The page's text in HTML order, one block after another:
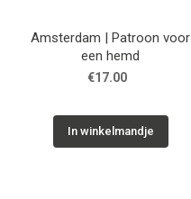
Amsterdam | Patroon voor
een hemd
€17.00
In winkelmandje